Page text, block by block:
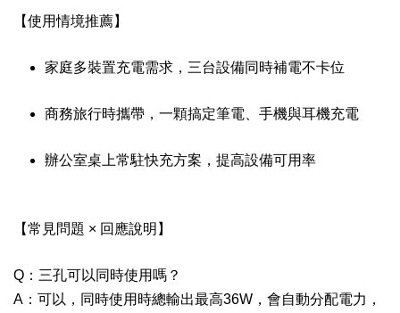
【使用情境推薦】
家庭多裝置充電需求，三台設備同時補電不卡位
商務旅行時攜帶，一顆搞定筆電、手機與耳機充電
辦公室桌上常駐快充方案，提高設備可用率
【常見問題 × 回應說明】
Q：三孔可以同時使用嗎？
A：可以，同時使用時總輸出最高36W，會自動分配電力，